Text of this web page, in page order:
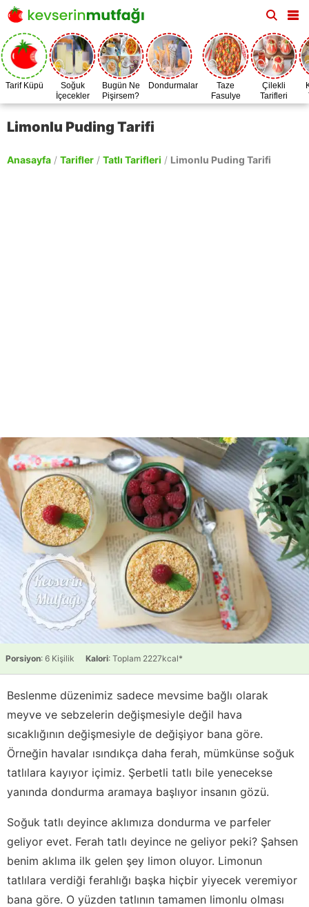
Tarif Küpü
Soğuk
İçecekler
Bugün Ne
Pişirsem?
Dondurmalar
Taze
Fasulye
Zamanı
Çilekli
Tarifleri
Limonlu Puding Tarifi
Anasayfa / Tarifler / Tatlı Tarifleri / Limonlu Puding Tarifi
Porsiyon: 6 Kişilik Kalori: Toplam 2227kcal*
Beslenme düzenimiz sadece mevsime bağlı olarak
meyve ve sebzelerin değişmesiyle değil hava
sıcaklığının değişmesiyle de değişiyor bana göre.
Örneğin havalar ısındıkça daha ferah, mümkünse soğuk
tatlılara kayıyor içimiz. Şerbetli tatlı bile yenecekse
yanında dondurma aramaya başlıyor insanın gözü.
Soğuk tatlı deyince aklımıza dondurma ve parfeler
geliyor evet. Ferah tatlı deyince ne geliyor peki? Şahsen
benim aklıma ilk gelen şey limon oluyor. Limonun
tatlılara verdiği ferahlığı başka hiçbir yiyecek veremiyor
bana göre. O yüzden tatlının tamamen limonlu olması